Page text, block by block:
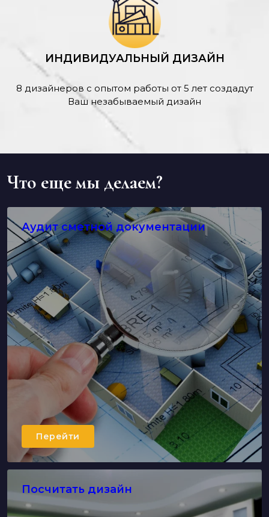
ИНДИВИДУАЛЬНЫЙ ДИЗАЙН
8 дизайнеров с опытом работы от 5 лет создадут
Ваш незабываемый дизайн
Что еще мы делаем?
Аудит сметной документации
Перейти
Посчитать дизайн